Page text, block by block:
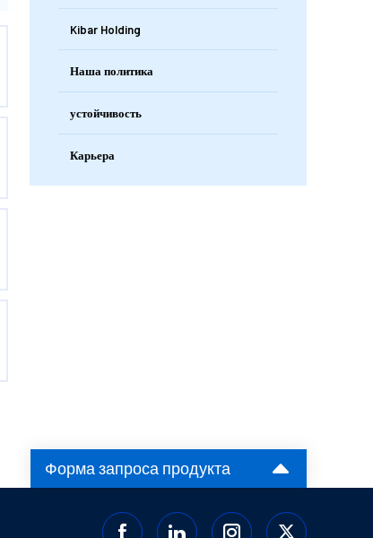
Kibar Holding
Наша политика
устойчивость
Карьера
Форма запроса продукта